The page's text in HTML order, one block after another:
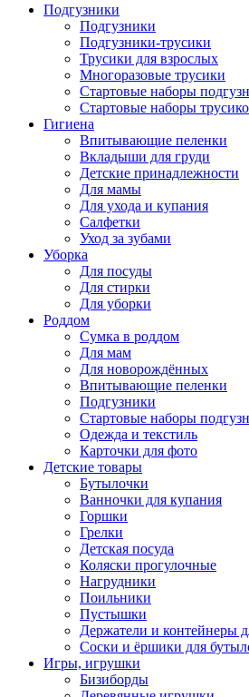
Подгузники
Подгузники
Подгузники-трусики
Трусики для взрослых
Многоразовые трусики
Стартовые наборы
Стартовые наборы
Гигиена
Впитывающие пеленки
Вкладыши для груди
Детские принадлежности
Для мамы
Для ухода и купания
Салфетки
Уход за зубами
Уборка
Для посуды
Для стирки
Для уборки
Роддом
Сумка в роддом
Для мам
Для новорождённых
Впитывающие пеленки
Подгузники
Стартовые наборы
Одежда и текстиль
Карточки для фото
Детские товары
Бутылочки
Ванночки для купания
Горшки
Грелки
Детская посуда
Коляски прогулочные
Нагрудники
Поильники
Пустышки
Держатели и контейнеры
Соски и ёршики для
Игры, игрушки
Бизиборды